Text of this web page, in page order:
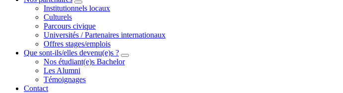
Institutionnels locaux
Culturels
Parcours civique
Universités / Partenaires internationaux
Offres stages/emplois
Que sont-ils/elles devenu(e)s ?
Nos étudiant(e)s Bachelor
Les Alumni
Témoignages
Contact